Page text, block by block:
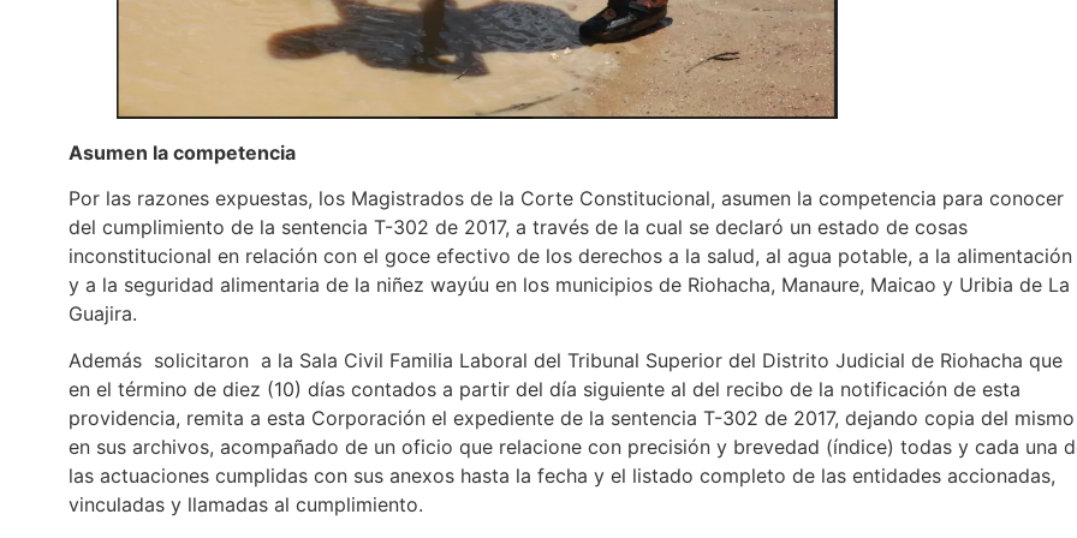
Asumen la competencia
Por las razones expuestas, los Magistrados de la Corte Constitucional, asumen la competencia para conocer
del cumplimiento de la sentencia T-302 de 2017, a través de la cual se declaró un estado de cosas
inconstitucional en relación con el goce efectivo de los derechos a la salud, al agua potable, a la alimentación
y a la seguridad alimentaria de la niñez wayúu en los municipios de Riohacha, Manaure, Maicao y Uribia de La
Guajira.
Además solicitaron a la Sala Civil Familia Laboral del Tribunal Superior del Distrito Judicial de Riohacha que
en el término de diez (10) días contados a partir del día siguiente al del recibo de la notificación de esta
providencia, remita a esta Corporación el expediente de la sentencia T-302 de 2017, dejando copia del mismo
en sus archivos, acompañado de un oficio que relacione con precisión y brevedad (índice) todas y cada una
las actuaciones cumplidas con sus anexos hasta la fecha y el listado completo de las entidades accionadas,
vinculadas y llamadas al cumplimiento.